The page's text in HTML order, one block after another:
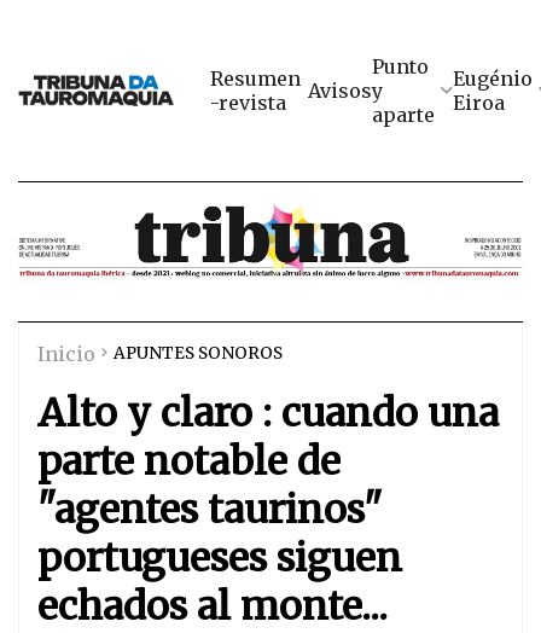
Resumen
-revista
Avisos
Punto
y
aparte
Eugénio
Eiroa
Inicio APUNTES SONOROS
Alto y claro : cuando una
parte notable de
"agentes taurinos"
portugueses siguen
echados al monte...